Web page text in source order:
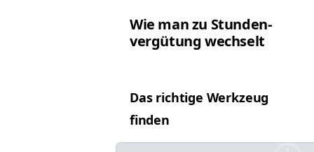
Wie man zu Stun­den­
vergü­tung wechselt
Das richtige Werkzeug
finden